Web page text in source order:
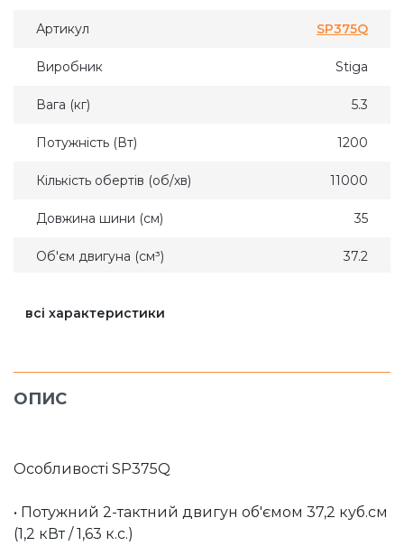
Артикул SP375Q
Виробник Stiga
Вага (кг) 5.3
Потужність (Вт) 1200
Кількість обертів (об/хв) 11000
Довжина шини (см) 35
Об'єм двигуна (см³) 37.2
Комплектація
• 1 пила бензинова
всі характеристики
ОПИС
Особливості SP375Q
• Потужний 2-тактний двигун об'ємом 37,2 куб.см
(1,2 кВт / 1,63 к.с.)